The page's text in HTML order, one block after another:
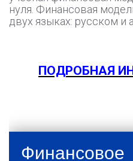
нуля. Финансовая
двух языках: русском и
ПОДРОБНАЯ